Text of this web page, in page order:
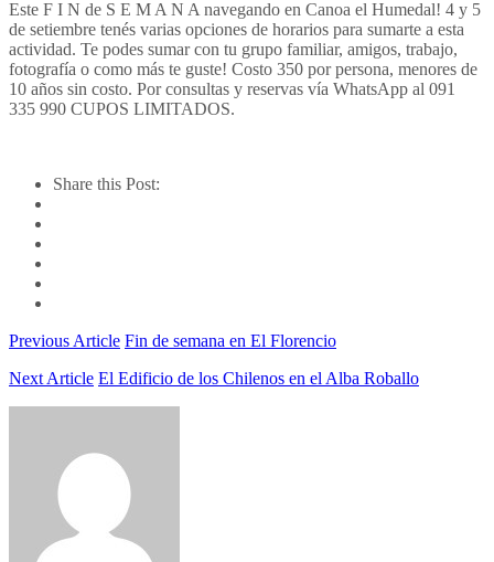
Este F I N de S E M A N A navegando en Canoa el Humedal! 4 y 5
de setiembre tenés varias opciones de horarios para sumarte a esta
actividad. Te podes sumar con tu grupo familiar, amigos, trabajo,
fotografía o como más te guste! Costo 350 por persona, menores de
10 años sin costo. Por consultas y reservas vía WhatsApp al 091
335 990 CUPOS LIMITADOS.
Share this Post:
Previous Article Fin de semana en El Florencio
Next Article El Edificio de los Chilenos en el Alba Roballo